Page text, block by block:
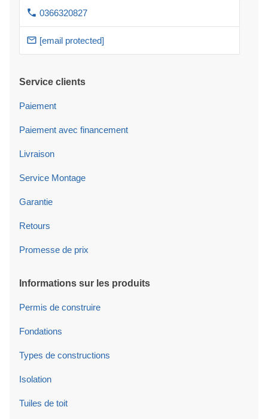
0366320827
[email protected]
Service clients
Paiement
Paiement avec financement
Livraison
Service Montage
Garantie
Retours
Promesse de prix
Informations sur les produits
Permis de construire
Fondations
Types de constructions
Isolation
Tuiles de toit